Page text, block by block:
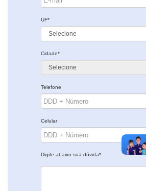
UF*
Cidade*
Telefone
Celular
Digite abaixo sua dúvida*: